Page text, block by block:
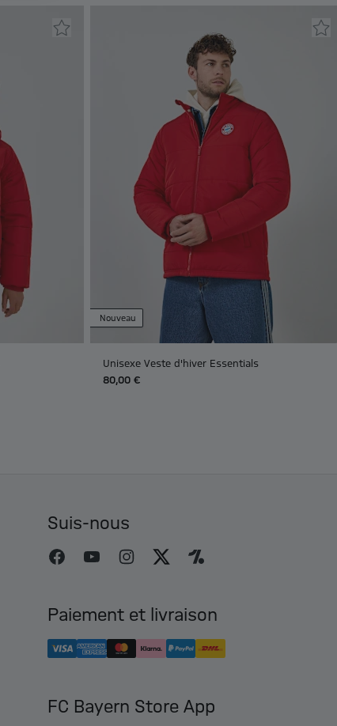
Nouveau
Unisexe Veste d'hiver Essentials
80,00 €
Suis-nous
Paiement et livraison
FC Bayern Store App